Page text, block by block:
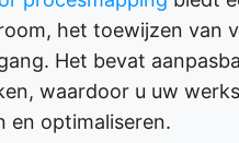
het toewijzen van
Het bevat
waardoor u uw
en optimaliseren.